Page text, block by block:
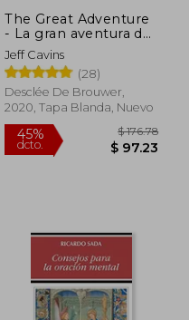
45%
dcto.
The Great Adventure
- La gran aventura de
la Biblia de Jerusalén
Jeff Cavins
(28)
Desclée De Brouwer,
2020, Tapa Blanda, Nuevo